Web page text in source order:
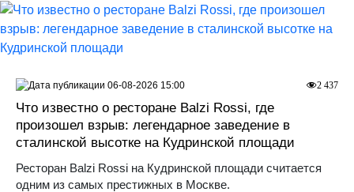
Что известно о ресторане Balzi Rossi, где
произошел взрыв: легендарное заведение в
сталинской высотке на Кудринской площади
Ресторан Balzi Rossi на Кудринской площади считается
одним из самых престижных в Москве.
2 437
06-08-2026 15:00